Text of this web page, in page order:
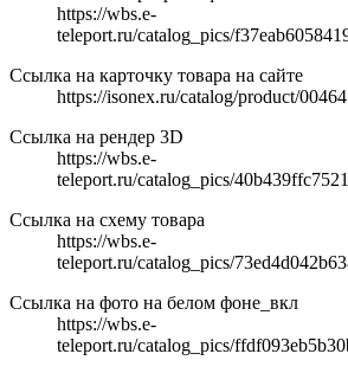
https://wbs.e-
teleport.ru/catalog_pics/
Ссылка на карточку товара на сайте
https://isonex.ru/catalog/product/
Ссылка на рендер 3D
https://wbs.e-
teleport.ru/catalog_pics/
Ссылка на схему товара
https://wbs.e-
teleport.ru/catalog_pics/
Ссылка на фото на белом фоне_вкл
https://wbs.e-
teleport.ru/catalog_pics/